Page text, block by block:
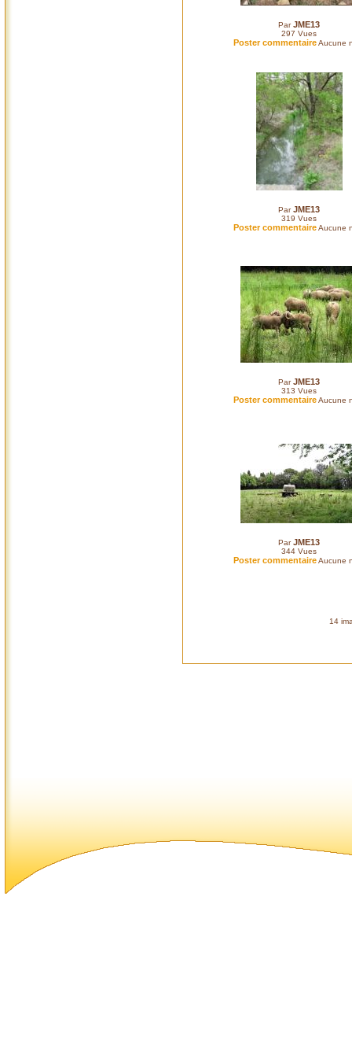
ParJME13
297 Vues
Poster commentaireAucune
ParJME13
319 Vues
Poster commentaireAucune
ParJME13
313 Vues
Poster commentaireAucune
ParJME13
344 Vues
Poster commentaireAucune
14